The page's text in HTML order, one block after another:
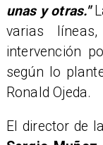
unas y otras."
varias
intervención
según lo
Ronald Ojeda.
​El director de